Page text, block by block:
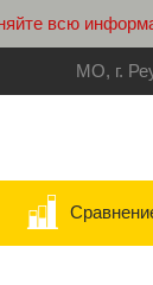
всю
МО, г.